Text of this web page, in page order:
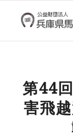
第44
害飛